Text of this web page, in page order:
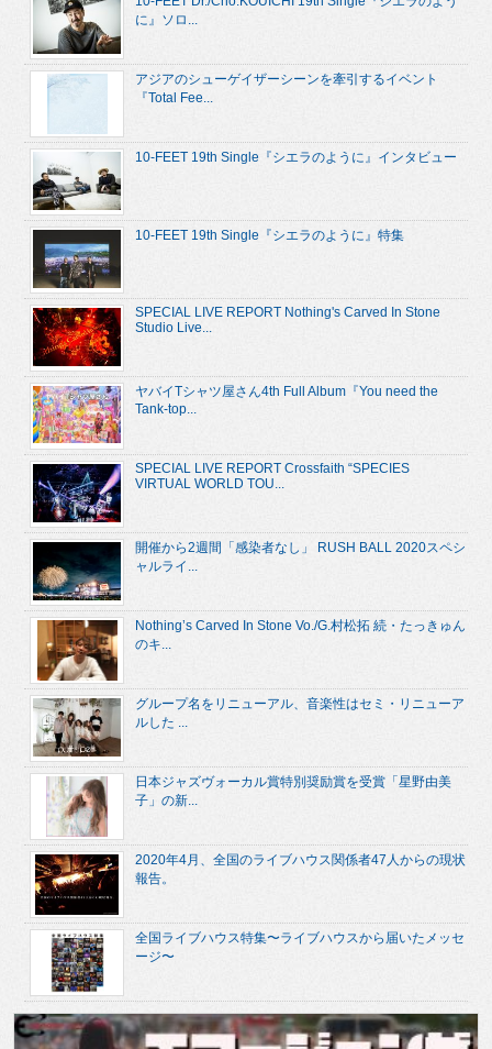
に』ソロ...
アジアのシューゲイザーシーンを牽引するイベント
『Total Fee...
10-FEET 19th Single『シエラのように』インタビュー
10-FEET 19th Single『シエラのように』特集
SPECIAL LIVE REPORT Nothing's Carved In Stone
Studio Live...
ヤバイTシャツ屋さん4th Full Album『You need the
Tank-top...
SPECIAL LIVE REPORT Crossfaith “SPECIES
VIRTUAL WORLD TOU...
開催から2週間「感染者なし」 RUSH BALL 2020スペシ
ャルライ...
Nothing’s Carved In Stone Vo./G.村松拓 続・たっきゅん
のキ...
グループ名をリニューアル、音楽性はセミ・リニューア
ルした ...
日本ジャズヴォーカル賞特別奨励賞を受賞「星野由美
子」の新...
2020年4月、全国のライブハウス関係者47人からの現状
報告。
全国ライブハウス特集〜ライブハウスから届いたメッセ
ージ〜